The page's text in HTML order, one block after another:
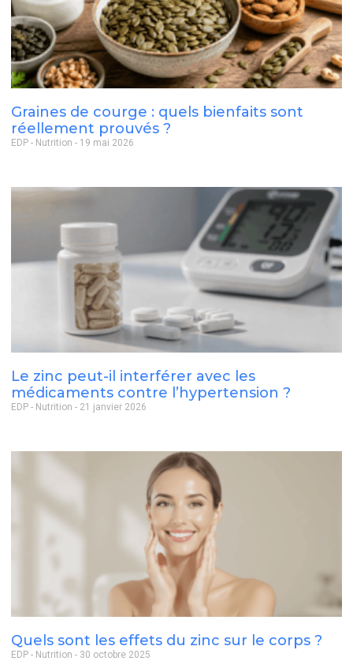
Graines de courge : quels bienfaits sont
réellement prouvés ?
EDP - Nutrition 19 mai 2026
Le zinc peut-il interférer avec les
médicaments contre l’hypertension ?
EDP - Nutrition 21 janvier 2026
Quels sont les effets du zinc sur le corps ?
EDP - Nutrition 30 octobre 2025